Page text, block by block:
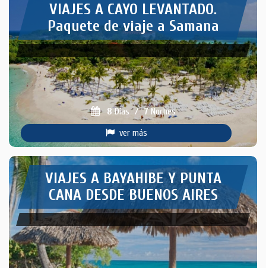
VIAJES A CAYO LEVANTADO.
Paquete de viaje a Samana
8Días / 7Noches
ver más
VIAJES A BAYAHIBE Y PUNTA
CANA DESDE BUENOS AIRES